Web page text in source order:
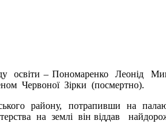
– Пономаренко Леонід
Червоної Зірки (посмертно).
району, потрапивши на
на землі він віддав